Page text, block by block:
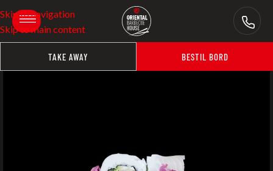
Skip to navigation
Skip to main content
TAKE AWAY BESTIL BORD